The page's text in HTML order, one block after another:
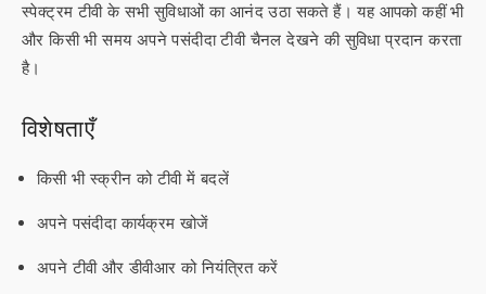
स्पेक्ट्रम टीवी के सभी सुविधाओं का आनंद उठा सकते हैं। यह आपको कहीं भी
और किसी भी समय अपने पसंदीदा टीवी चैनल देखने की सुविधा प्रदान करता
है।
विशेषताएँ
किसी भी स्क्रीन को टीवी में बदलें
अपने पसंदीदा कार्यक्रम खोजें
अपने टीवी और डीवीआर को नियंत्रित करें